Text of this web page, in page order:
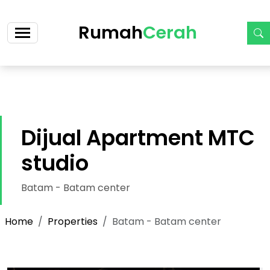
RumahCerah
ruko-siap-huni-2-lantai-cicilan-7-jt-an
Dijual Apartment MTC
studio
Batam - Batam center
Home Properties Batam - Batam center